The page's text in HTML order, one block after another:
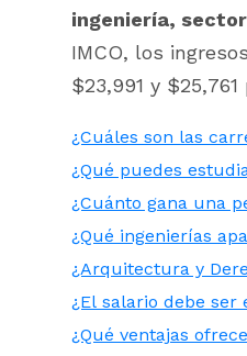
ingeniería,
IMCO, los
$23,991 y $25,761
¿Cuáles son las
¿Qué puedes
¿Cuánto gana una
¿Qué ingenierías
¿Arquitectura y
¿El salario debe
¿Qué ventajas